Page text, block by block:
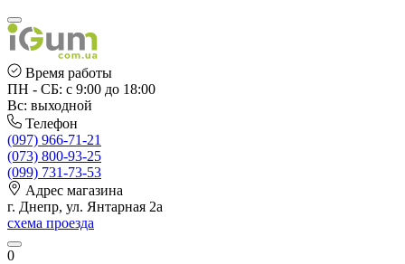
Время работы
ПН - СБ: с 9:00 до 18:00
Вс: выходной
Телефон
(097) 966-71-21
(073) 800-93-25
(099) 731-73-53
Адрес магазина
г. Днепр, ул. Янтарная 2а
схема проезда
0